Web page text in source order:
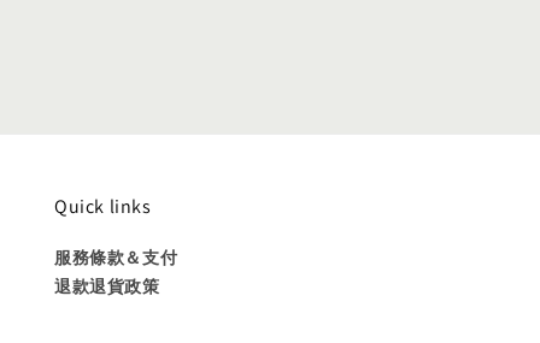
Quick links
服務條款＆支付
退款退貨政策